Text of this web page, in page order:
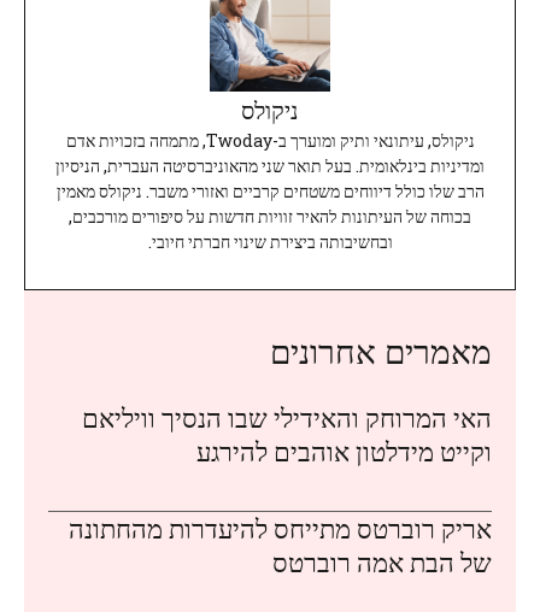
ניקולס
ניקולס, עיתונאי ותיק ומוערך ב-Twoday, מתמחה בזכויות אדם
ומדיניות בינלאומית. בעל תואר שני מהאוניברסיטה העברית, הניסיון
הרב שלו כולל דיווחים משטחים קרביים ואזורי משבר. ניקולס מאמין
בכוחה של העיתונות להאיר זוויות חדשות על סיפורים מורכבים,
ובחשיבותה ביצירת שינוי חברתי חיובי.
מאמרים אחרונים
האי המרוחק והאידילי שבו הנסיך וויליאם
וקייט מידלטון אוהבים להירגע
אריק רוברטס מתייחס להיעדרות מהחתונה
של הבת אמה רוברטס